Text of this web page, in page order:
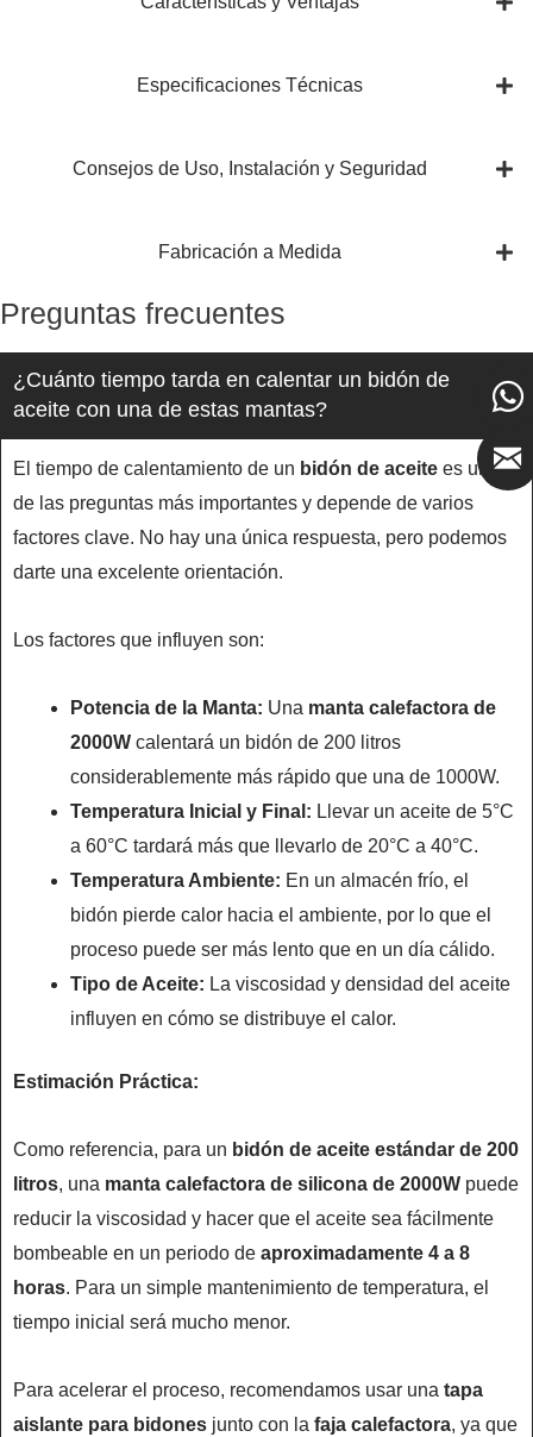
Especificaciones Técnicas
Consejos de Uso, Instalación y Seguridad
Fabricación a Medida
Preguntas frecuentes
¿Cuánto tiempo tarda en calentar un bidón de
aceite con una de estas mantas?
El tiempo de calentamiento de un bidón de aceite es una
de las preguntas más importantes y depende de varios
factores clave. No hay una única respuesta, pero podemos
darte una excelente orientación.
Los factores que influyen son:
Potencia de la Manta: Una manta calefactora de
2000W calentará un bidón de 200 litros
considerablemente más rápido que una de 1000W.
Temperatura Inicial y Final: Llevar un aceite de 5°C
a 60°C tardará más que llevarlo de 20°C a 40°C.
Temperatura Ambiente: En un almacén frío, el
bidón pierde calor hacia el ambiente, por lo que el
proceso puede ser más lento que en un día cálido.
Tipo de Aceite: La viscosidad y densidad del aceite
influyen en cómo se distribuye el calor.
Estimación Práctica:
Como referencia, para un bidón de aceite estándar de 200
litros, una manta calefactora de silicona de 2000W puede
reducir la viscosidad y hacer que el aceite sea fácilmente
bombeable en un periodo de aproximadamente 4 a 8
horas. Para un simple mantenimiento de temperatura, el
tiempo inicial será mucho menor.
Para acelerar el proceso, recomendamos usar una tapa
aislante para bidones junto con la faja calefactora, ya que